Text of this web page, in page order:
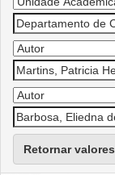
Retornar valores